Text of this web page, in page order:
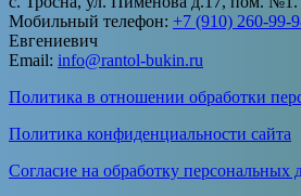
Мобильный телефон: +7 (910) 260-99-
Евгениевич
Email: info@rantol-bukin.ru
Политика в отношении обработки
Политика конфиденциальности сайта
Согласие на обработку персональных